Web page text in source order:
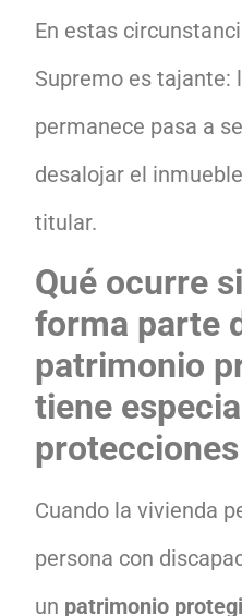
En estas
Supremo es tajante:
permanece pasa a
desalojar el
titular.
Qué ocurre
forma parte
patrimonio
tiene
Cuando la vivienda
persona con
un patrimonio